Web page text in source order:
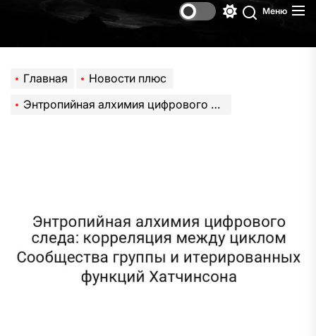
Поиск
Меню
Главная
Новости плюс
Энтропийная алхимия цифрового следа: корреляция между циклом Сообщества группы и итерированных функций Хатчинсона